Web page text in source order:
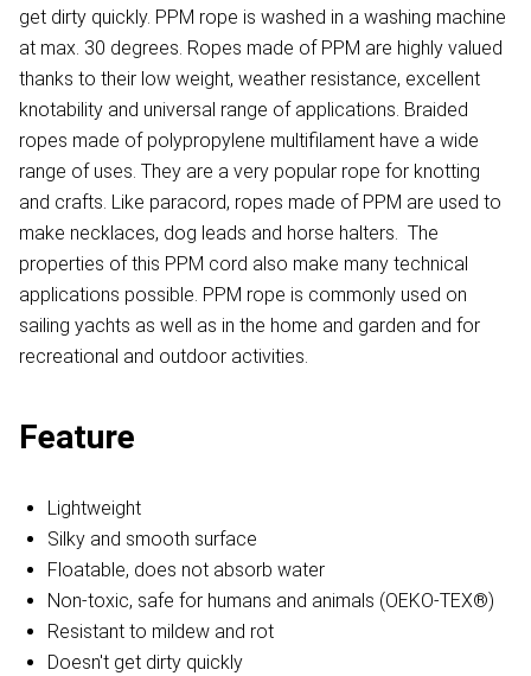
get dirty quickly. PPM rope is washed in a washing machine
at max. 30 degrees. Ropes made of PPM are highly valued
thanks to their low weight, weather resistance, excellent
knotability and universal range of applications. Braided
ropes made of polypropylene multifilament have a wide
range of uses. They are a very popular rope for knotting
and crafts. Like paracord, ropes made of PPM are used to
make necklaces, dog leads and horse halters. The
properties of this PPM cord also make many technical
applications possible. PPM rope is commonly used on
sailing yachts as well as in the home and garden and for
recreational and outdoor activities.
Feature
Lightweight
Silky and smooth surface
Floatable, does not absorb water
Non-toxic, safe for humans and animals (OEKO-TEX®)
Resistant to mildew and rot
Doesn't get dirty quickly